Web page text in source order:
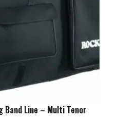
Band Line – Multi Tenor